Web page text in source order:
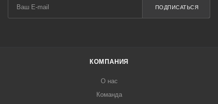
ПОДПИСАТЬСЯ
КОМПАНИЯ
О нас
Команда